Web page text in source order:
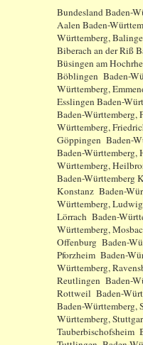
Bundesland Baden-
Aalen Baden-
Württemberg,
Biberach an der Riß
Büsingen am
Böblingen Baden-
Württemberg,
Esslingen Baden-
Baden-Württemberg,
Württemberg,
Göppingen Baden-
Baden-Württemberg,
Württemberg,
Baden-Württemberg
Konstanz Baden-
Württemberg,
Lörrach Baden-
Württemberg,
Offenburg Baden-
Pforzheim Baden-
Württemberg,
Reutlingen Baden-
Rottweil Baden-
Baden-Württemberg,
Württemberg,
Tauberbischofsheim